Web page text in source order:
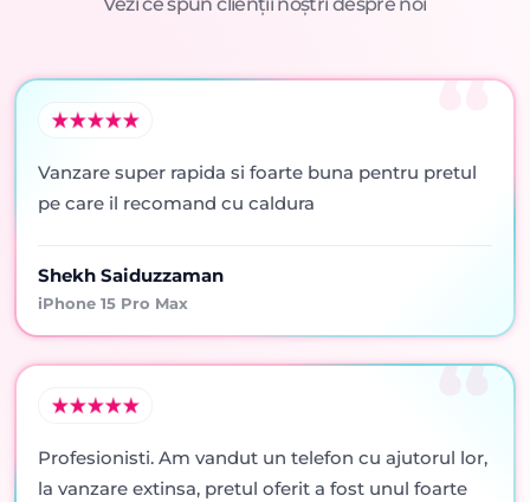
Vanzare super rapida si foarte buna pentru pretul
pe care il recomand cu caldura
Shekh Saiduzzaman
iPhone 15 Pro Max
Profesionisti. Am vandut un telefon cu ajutorul lor,
la vanzare extinsa, pretul oferit a fost unul foarte